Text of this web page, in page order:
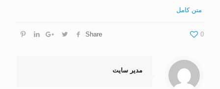
متن کامل
Share 0
مدیر سایت